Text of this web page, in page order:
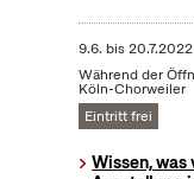
9.6. bis20.7.2022
Während der
Köln-Chorweiler
Eintritt frei
Wissen, was